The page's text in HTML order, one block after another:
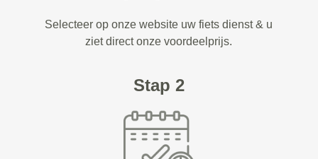
Selecteer op onze website uw fiets dienst & u
ziet direct onze voordeelprijs.
Stap 2